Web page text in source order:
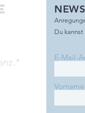
Anr
Du
E-Mail-
Vorname